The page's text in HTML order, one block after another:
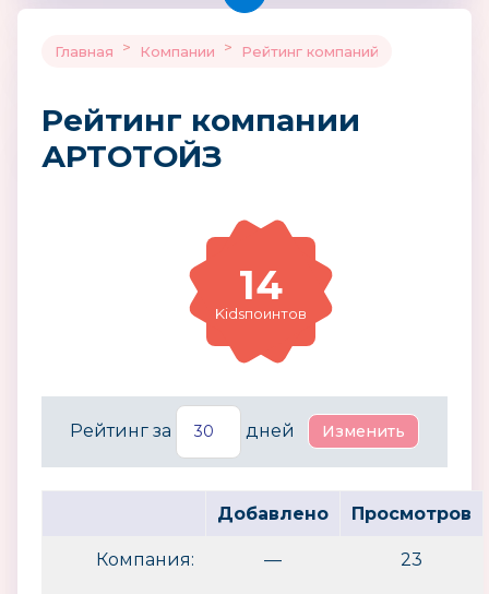
Главная > Компании > Рейтинг компаний
Рейтинг компании
АРТОТОЙЗ
14
Kidsпоинтов
Рейтинг за дней
Добавлено Просмотров
Компания: — 23